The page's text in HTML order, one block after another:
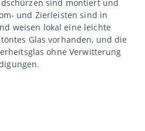
sind montiert und
und Zierleisten sind in
weisen lokal eine leichte
Glas vorhanden, und die
ohne Verwitterung